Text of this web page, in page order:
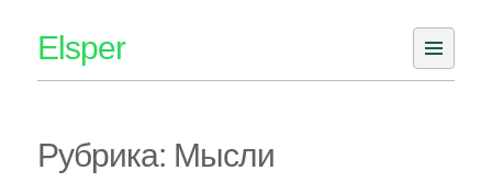
content
Elsper
Рубрика: Мысли